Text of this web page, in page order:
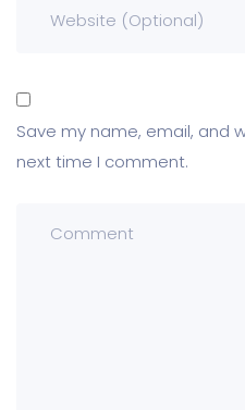
Save my name, email, and
next time I comment.